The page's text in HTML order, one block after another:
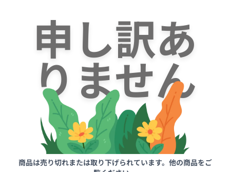
申し訳あ
りません
商品は売り切れまたは取り下げられています。他の商品をご